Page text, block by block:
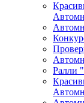
Ралли